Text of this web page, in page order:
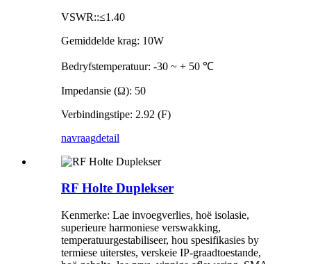
VSWR::≤1.40
Gemiddelde krag: 10W
Bedryfstemperatuur: -30 ~ + 50 ℃
Impedansie (Ω): 50
Verbindingstipe: 2.92 (F)
navraagdetail
RF Holte Duplekser
Kenmerke: Lae invoegverlies, hoë isolasie,
superieure harmoniese verswakking,
temperatuurgestabiliseer, hou spesifikasies by
termiese uiterstes, verskeie IP-graadtoestande,